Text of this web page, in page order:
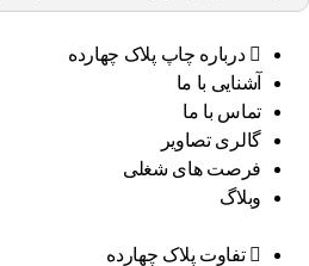
درباره چاپ پلاک چهارده
آشنایی با ما
تماس با ما
گالری تصاویر
فرصت های شغلی
وبلاگ
تفاوت پلاک چهارده